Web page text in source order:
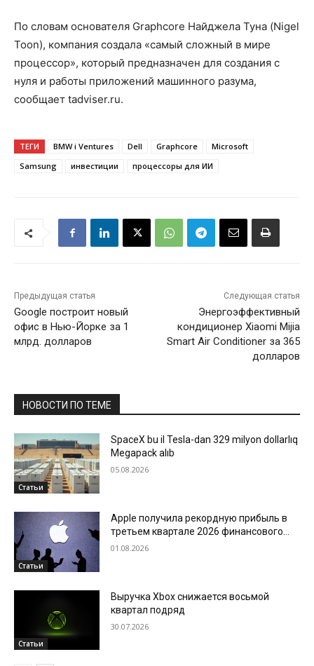
По словам основателя Graphcore Найджела Туна (Nigel
Toon), компания создала «самый сложный в мире
процессор», который предназначен для создания с
нуля и работы приложений машинного разума,
сообщает tadviser.ru.
ТЕГИ BMW i Ventures Dell Graphcore
Microsoft
Samsung
инвестиции процессоры для ИИ
Предыдущая статья
Google построит новый
офис в Нью-Йорке за 1
млрд. долларов
Следующая статья
Энергоэффективный
кондиционер Xiaomi Mijia
Smart Air Conditioner за 365
долларов
НОВОСТИ ПО ТЕМЕ
Статьи
SpaceX bu il Tesla-dan 329 milyon dollarlıq
Megapack alıb
05.08.2026
Статьи
Apple получила рекордную прибыль в
третьем квартале 2026 финансового
года
01.08.2026
Статьи
Выручка Xbox снижается восьмой
квартал подряд
30.07.2026